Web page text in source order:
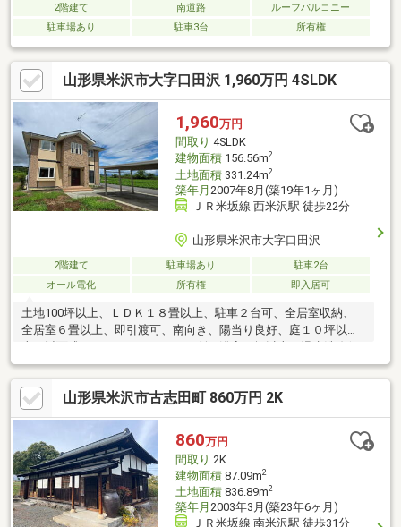
2階建て 南道路
ルーフバルコニー
駐車場あり
駐車3台 所有権
山形県米沢市大字口田沢 1,960万円 4SLDK
1,960万円
間取り 4SLDK
建物面積156.56m2
土地面積331.24m2
築年月 2007年8月(築19年1ヶ月)
ＪＲ米坂線 西米沢駅 徒歩22分
山形県米沢市大字口田沢
2階建て 駐車場あり
駐車2台
オール電化
所有権 即入居可
土地100坪以上、ＬＤＫ１８畳以上、駐車２台可、全居室収納、
全居室６畳以上、即引渡可、南向き、陽当り良好、庭１０坪以
座、浴室に窓、ＴＶモニタ付インターホン、ＩＨクッキングヒー
ター、屋根裏収納、食器洗乾燥機
山形県米沢市古志田町 860万円 2K
860万円
間取り 2K
建物面積87.09m2
土地面積836.89m2
築年月 2003年3月(築23年6ヶ月)
ＪＲ米坂線 南米沢駅 徒歩31分